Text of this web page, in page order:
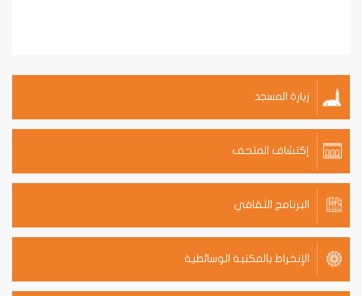
زيارة المسجد
إكتشاف المتحف
البرنامج الثقافي
الإنخراط بالمكتبة الوسائطية